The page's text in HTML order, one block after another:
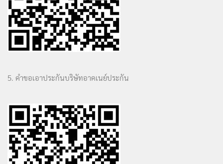
5. คำขอเอาประกันบริษัทอาคเนย์ประกัน